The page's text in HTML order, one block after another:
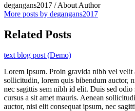
degangans2017 / About Author
More posts by degangans2017
Related Posts
text blog post (Demo)
Lorem Ipsum. Proin gravida nibh vel velit
sollicitudin, lorem quis bibendum auctor,
nec sagittis sem nibh id elit. Duis sed
cursus a sit amet mauris. Aenean
auctor, nisi elit consequat ipsum, nec